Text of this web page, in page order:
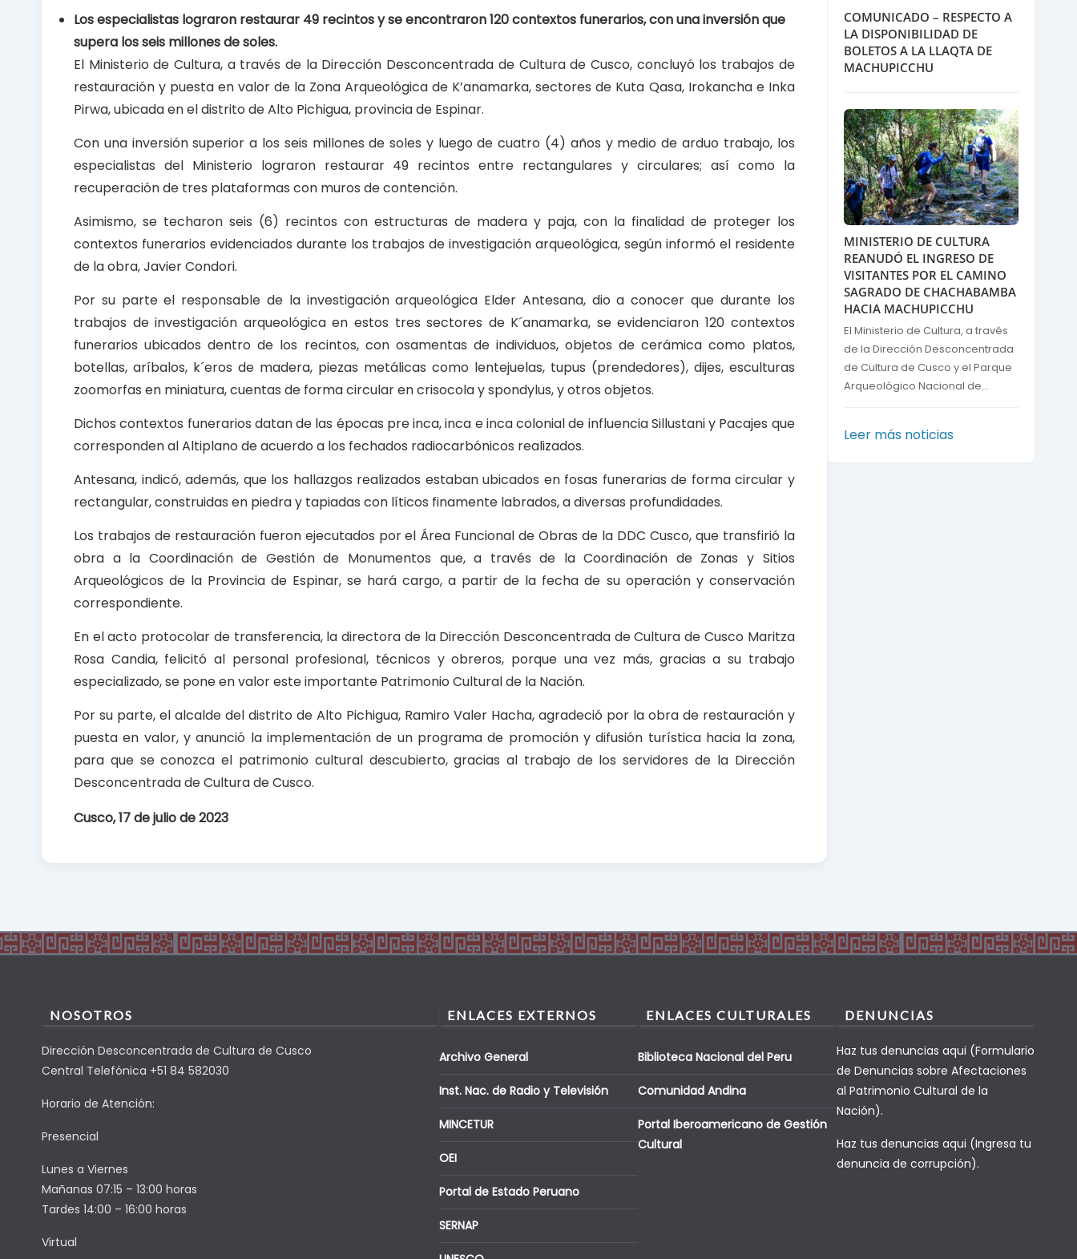
o
k
p
e
Los especialistas lograron restaurar 49 recintos y se encontraron 120 contextos funerarios, con una inversión que
supera los seis millones de soles.
El Ministerio de Cultura, a través de la Dirección Desconcentrada de Cultura de Cusco, concluyó los trabajos de
restauración y puesta en valor de la Zona Arqueológica de K’anamarka, sectores de Kuta Qasa, Irokancha e Inka
Pirwa, ubicada en el distrito de Alto Pichigua, provincia de Espinar.
Con una inversión superior a los seis millones de soles y luego de cuatro (4) años y medio de arduo trabajo, los
especialistas del Ministerio lograron restaurar 49 recintos entre rectangulares y circulares; así como la
recuperación de tres plataformas con muros de contención.
Asimismo, se techaron seis (6) recintos con estructuras de madera y paja, con la finalidad de proteger los
contextos funerarios evidenciados durante los trabajos de investigación arqueológica, según informó el residente
de la obra, Javier Condori.
Por su parte el responsable de la investigación arqueológica Elder Antesana, dio a conocer que durante los
trabajos de investigación arqueológica en estos tres sectores de K´anamarka, se evidenciaron 120 contextos
funerarios ubicados dentro de los recintos, con osamentas de individuos, objetos de cerámica como platos,
botellas, aríbalos, k´eros de madera, piezas metálicas como lentejuelas, tupus (prendedores), dijes, esculturas
zoomorfas en miniatura, cuentas de forma circular en crisocola y spondylus, y otros objetos.
Dichos contextos funerarios datan de las épocas pre inca, inca e inca colonial de influencia Sillustani y Pacajes que
corresponden al Altiplano de acuerdo a los fechados radiocarbónicos realizados.
Antesana, indicó, además, que los hallazgos realizados estaban ubicados en fosas funerarias de forma circular y
rectangular, construidas en piedra y tapiadas con líticos finamente labrados, a diversas profundidades.
Los trabajos de restauración fueron ejecutados por el Área Funcional de Obras de la DDC Cusco, que transfirió la
obra a la Coordinación de Gestión de Monumentos que, a través de la Coordinación de Zonas y Sitios
Arqueológicos de la Provincia de Espinar, se hará cargo, a partir de la fecha de su operación y conservación
correspondiente.
En el acto protocolar de transferencia, la directora de la Dirección Desconcentrada de Cultura de Cusco Maritza
Rosa Candia, felicitó al personal profesional, técnicos y obreros, porque una vez más, gracias a su trabajo
especializado, se pone en valor este importante Patrimonio Cultural de la Nación.
Por su parte, el alcalde del distrito de Alto Pichigua, Ramiro Valer Hacha, agradeció por la obra de restauración y
puesta en valor, y anunció la implementación de un programa de promoción y difusión turística hacia la zona,
para que se conozca el patrimonio cultural descubierto, gracias al trabajo de los servidores de la Dirección
Desconcentrada de Cultura de Cusco.
Cusco, 17 de julio de 2023
COMUNICADO – RESPECTO A
LA DISPONIBILIDAD DE
BOLETOS A LA LLAQTA DE
MACHUPICCHU
MINISTERIO DE CULTURA
REANUDÓ EL INGRESO DE
VISITANTES POR EL CAMINO
SAGRADO DE CHACHABAMBA
HACIA MACHUPICCHU
El Ministerio de Cultura, a través
de la Dirección Desconcentrada
de Cultura de Cusco y el Parque
Arqueológico Nacional de...
Leer más noticias
NOSOTROS
Dirección Desconcentrada de Cultura de Cusco
Central Telefónica +51 84 582030
Horario de Atención:
Presencial
Lunes a Viernes
Mañanas 07:15 – 13:00 horas
Tardes 14:00 – 16:00 horas
Virtual
ENLACES EXTERNOS
Archivo General
Inst. Nac. de Radio y Televisión
MINCETUR
OEI
Portal de Estado Peruano
SERNAP
ENLACES CULTURALES
Biblioteca Nacional del Peru
Comunidad Andina
Portal Iberoamericano de Gestión
Cultural
DENUNCIAS
Haz tus denuncias aqui (Formulario
de Denuncias sobre Afectaciones
al Patrimonio Cultural de la
Nación).
Haz tus denuncias aqui (Ingresa tu
denuncia de corrupción).